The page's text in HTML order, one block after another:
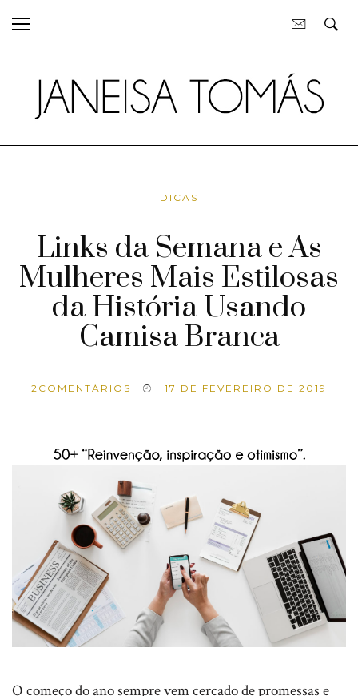
DICAS
Links da Semana e As
Mulheres Mais Estilosas
da História Usando
Camisa Branca
2 COMENTÁRIOS 17 DE FEVEREIRO DE 2019
O começo do ano sempre vem cercado de promessas e